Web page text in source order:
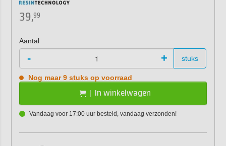
39,99
Aantal
- + stuks
Nog maar 9 stuks op voorraad
In winkelwagen
Vandaag voor 17:00 uur besteld, vandaag verzonden!